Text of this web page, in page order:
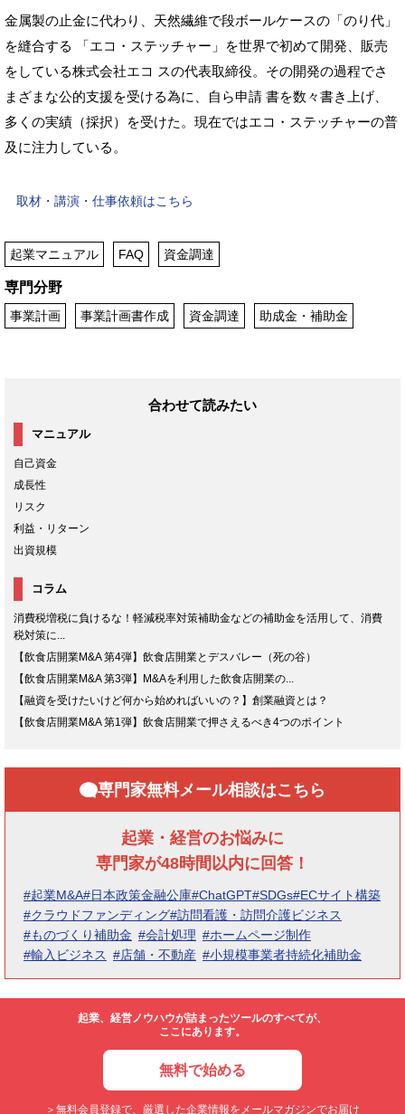
金属製の止金に代わり、天然繊維で段ボールケースの「のり代」
を縫合する 「エコ・ステッチャー」を世界で初めて開発、販売
をしている株式会社エコ スの代表取締役。その開発の過程でさ
まざまな公的支援を受ける為に、自ら申請 書を数々書き上げ、
多くの実績（採択）を受けた。現在ではエコ・ステッチャーの普
及に注力している。
取材・講演・仕事依頼はこちら
起業マニュアル FAQ 資金調達
専門分野
事業計画 事業計画書作成 資金調達 助成金・補助金
合わせて読みたい
マニュアル
自己資金
成長性
リスク
利益・リターン
出資規模
コラム
消費税増税に負けるな！軽減税率対策補助金などの補助金を活用して、消費
税対策に...
【飲食店開業M&A 第4弾】飲食店開業とデスバレー（死の谷）
【飲食店開業M&A 第3弾】M&Aを利用した飲食店開業の...
【融資を受けたいけど何から始めればいいの？】創業融資とは？
【飲食店開業M&A 第1弾】飲食店開業で押さえるべき4つのポイント
専門家無料メール相談はこちら
起業・経営のお悩みに
専門家が48時間以内に回答！
#起業M&A#日本政策金融公庫#ChatGPT#SDGs#ECサイト構築
#クラウドファンディング#訪問看護・訪問介護ビジネス
#ものづくり補助金 #会計処理 #ホームページ制作
#輸入ビジネス #店舗・不動産 #小規模事業者持続化補助金
起業、経営ノウハウが詰まったツールのすべてが、
ここにあります。
無料で始める
＞無料会員登録で、厳選した企業情報をメールマガジンでお届け